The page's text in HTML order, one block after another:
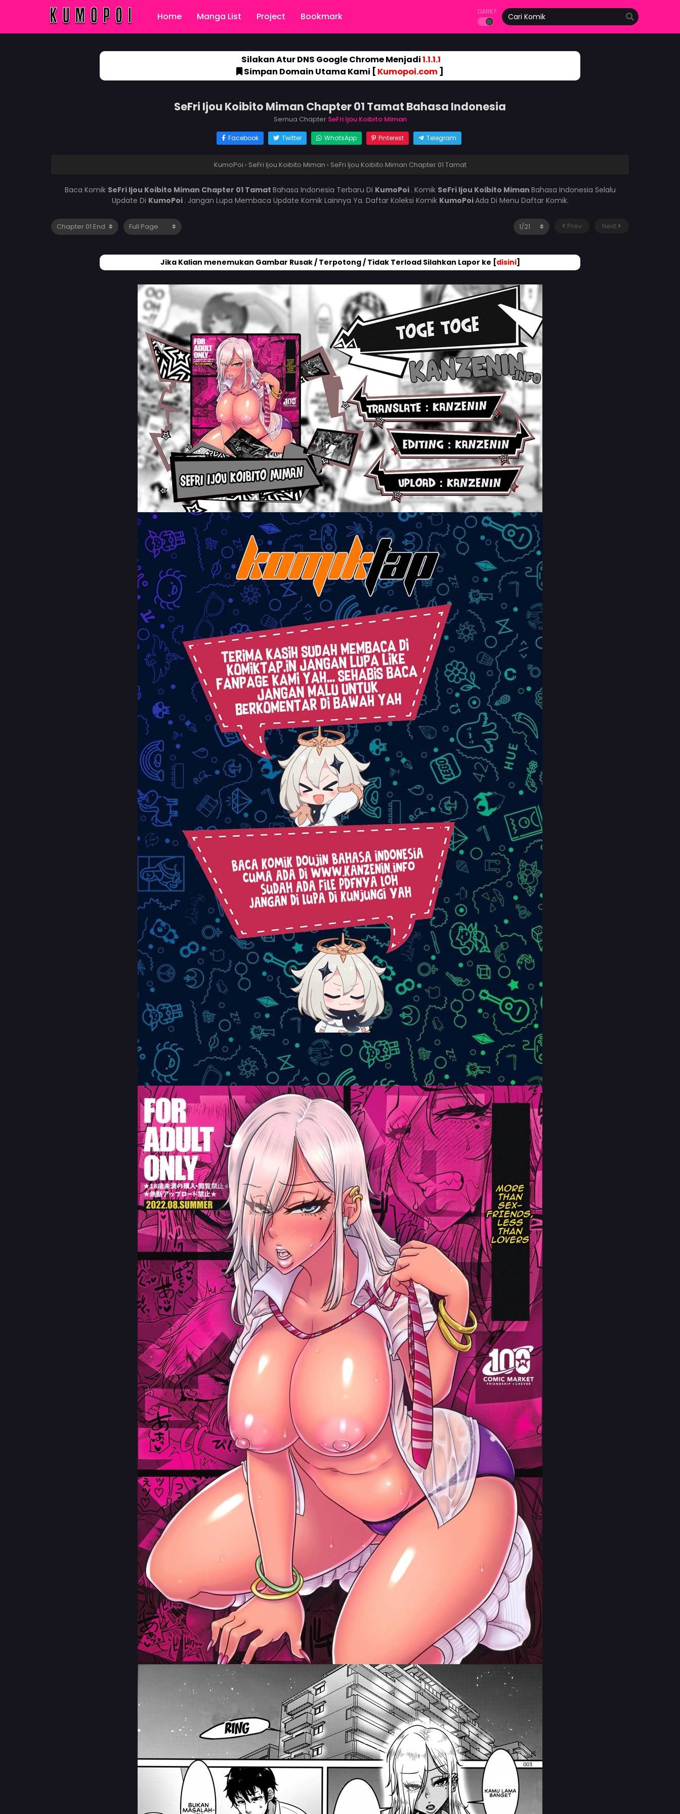
Home Manga List Project Bookmark DARK?
Silakan Atur DNS Google Chrome Menjadi1.1.1.1
Simpan Domain Utama Kami [ Kumopoi.com]
SeFri Ijou Koibito Miman Chapter 01 Tamat Bahasa Indonesia
Semua Chapter SeFri Ijou Koibito Miman
Facebook Twitter WhatsApp Pinterest Telegram
KumoPoi › SeFri Ijou Koibito Miman › SeFri Ijou Koibito Miman Chapter 01 Tamat
Baca Komik SeFri Ijou Koibito Miman Chapter 01 Tamat Bahasa Indonesia Terbaru Di KumoPoi . Komik SeFri Ijou Koibito Miman Bahasa Indonesia Selalu
Update Di KumoPoi . Jangan Lupa Membaca Update Komik Lainnya Ya. Daftar Koleksi Komik KumoPoiAda Di Menu Daftar Komik.
Prev Next
Jika Kalian menemukan Gambar Rusak / Terpotong / Tidak Terload Silahkan Lapor ke [disini]